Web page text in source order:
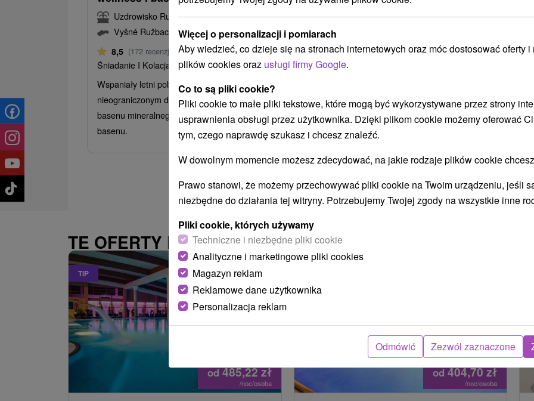
Uzdrowisko Ružbachy
Vyšné Ružbachy
8,5 (172 recenzji)
Od 2 Noce
Śniadanie I Kolacja
Wspaniały letni pobyt z wyżywieniem HB i
nieograniczonym dostępem do hotelowego
basenu mineralnego, strefy wellness i letniego
basenu.
Uzdrowisko Ružbachy
Vyšné Ružbachy
8,2 (401 recenzji)Od 2 Noce
Śniadanie I Kolacja
Wellness i krytego basenu. Zakres bezpłatnych
wejść zależy od wybranego rodzaju obiektu
noclegowego.
TE OFERTY MOGĄ PAŃSTWO BYĆ TAKŻE
TIP
od485,22zł
/noc/osoba
od404,70zł
/noc/osoba
Więcej o personalizacji i pomiarach
Aby wiedzieć, co dzieje się na stronach internetowych oraz móc dostosować oferty i
plików cookies oraz usługi firmy Google.
Co to są pliki cookie?
Pliki cookie to małe pliki tekstowe, które mogą być wykorzystywane przez strony
usprawnienia obsługi przez użytkownika. Dzięki plikom cookie możemy oferować
tym, czego naprawdę szukasz i chcesz znaleźć.
W dowolnym momencie możesz zdecydować, na jakie rodzaje plików cookie
Prawo stanowi, że możemy przechowywać pliki cookie na Twoim urządzeniu, jeśli
niezbędne do działania tej witryny. Potrzebujemy Twojej zgody na wszystkie inne
Pliki cookie, których używamy
Techniczne i niezbędne pliki cookie
Analityczne i marketingowe pliki cookies
Magazyn reklam
Reklamowe dane użytkownika
Personalizacja reklam
Odmówić Zezwól zaznaczone